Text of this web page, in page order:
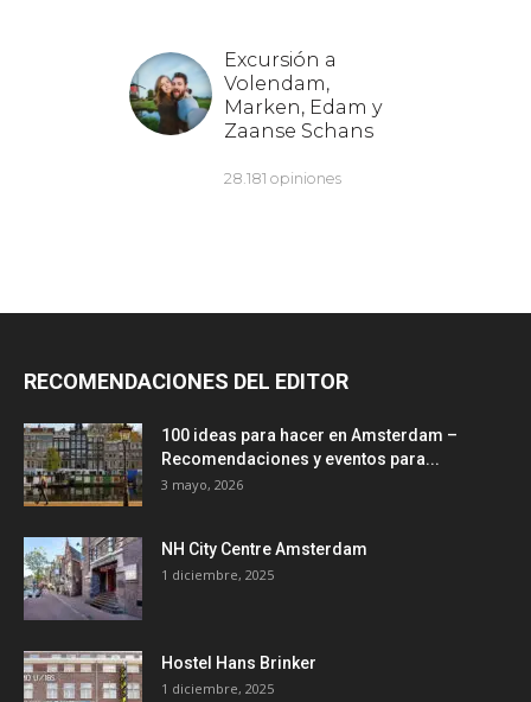
RECOMENDACIONES DEL EDITOR
100 ideas para hacer en Amsterdam –
Recomendaciones y eventos para...
3 mayo, 2026
NH City Centre Amsterdam
1 diciembre, 2025
Hostel Hans Brinker
1 diciembre, 2025